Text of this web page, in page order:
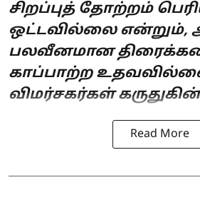
சிறப்புத் தோற்றம்
ஒட்டவில்லை என்றும்,
பலவீனமான
காப்பாற்ற
விமர்சகர்கள்
Read More